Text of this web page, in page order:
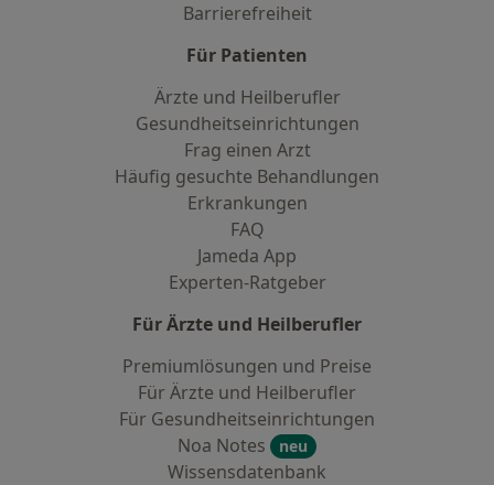
Barrierefreiheit
Für Patienten
Ärzte und Heilberufler
Gesundheitseinrichtungen
Frag einen Arzt
Häufig gesuchte Behandlungen
Erkrankungen
FAQ
Jameda App
Experten-Ratgeber
Für Ärzte und Heilberufler
Premiumlösungen und Preise
Für Ärzte und Heilberufler
Für Gesundheitseinrichtungen
Noa Notes
neu
Wissensdatenbank